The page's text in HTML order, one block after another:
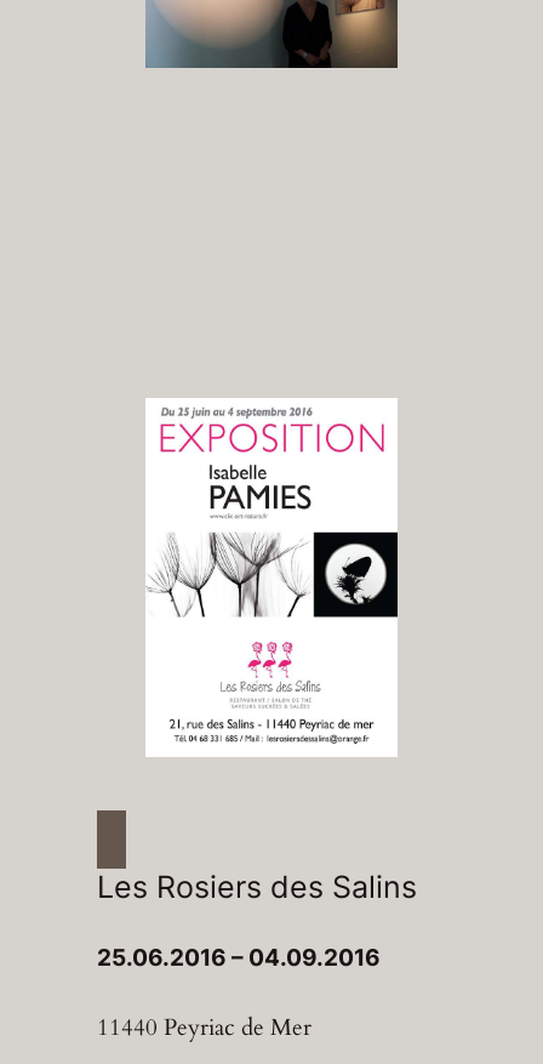
Les Rosiers des Salins
25.06.2016 – 04.09.2016
11440 Peyriac de Mer